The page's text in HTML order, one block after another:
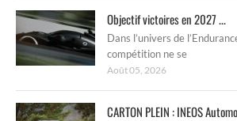
Objectif victoires en 2027 ...
Dans l’univers de
compétition ne se
Août 05, 2026
CARTON PLEIN : INEOS